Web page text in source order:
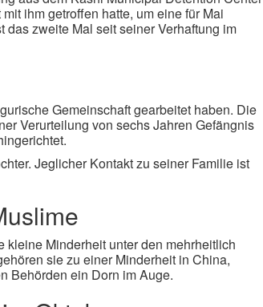
ihm getroffen hatte, um eine für Mai
zweite Mal seit seiner Verhaftung im
Gemeinschaft gearbeitet haben. Die
Verurteilung von sechs Jahren Gefängnis
Jeglicher Kontakt zu seiner Familie ist
Minderheit unter den mehrheitlich
sie zu einer Minderheit in China,
Behörden ein Dorn im Auge.